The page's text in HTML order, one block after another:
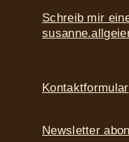
Schreib mir
Kontaktformular
Newsletter